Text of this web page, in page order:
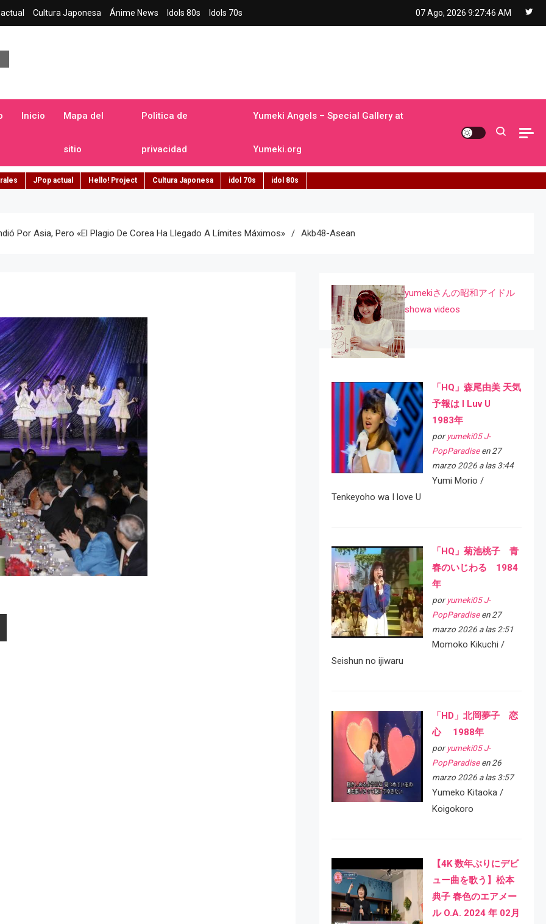
Cultura Japonesa Ánime News Idols 80s Idols 70s 07 Ago, 2026 9:27:47 AM
Inicio Mapa del
sitio
Politica de
privacidad
Yumeki Angels – Special Gallery at
Yumeki.org
JPop actual Hello! Project Cultura Japonesa idol 70s idol 80s
Por Asia, Pero «el Plagio De Corea Ha Llegado A Límites Máximos» Akb48-Asean
yumekiさんの昭和アイドル
showa videos
「HQ」森尾由美 天気
予報は I Luv U
1983年
por yumeki05 J-
PopParadiseen 27
marzo 2026 a las 3:44
Yumi Morio /
Tenkeyoho wa I love U
「HQ」菊池桃子 青
春のいじわる 1984
年
por yumeki05 J-
PopParadiseen 27
marzo 2026 a las 2:51
Momoko Kikuchi /
Seishun no ijiwaru
「HD」北岡夢子 恋
心 1988年
por yumeki05 J-
PopParadiseen 26
marzo 2026 a las 3:57
Yumeko Kitaoka /
Koigokoro
【4K 数年ぶりにデビ
ュー曲を歌う】松本
典子 春色のエアメー
ル O.A. 2024 年 02月